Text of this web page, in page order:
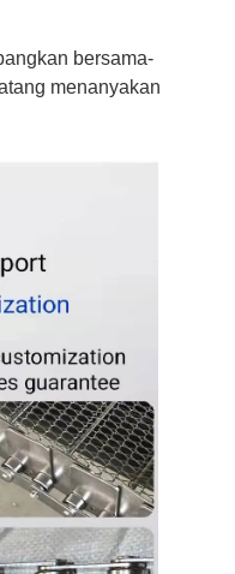
bersama-
menanyakan